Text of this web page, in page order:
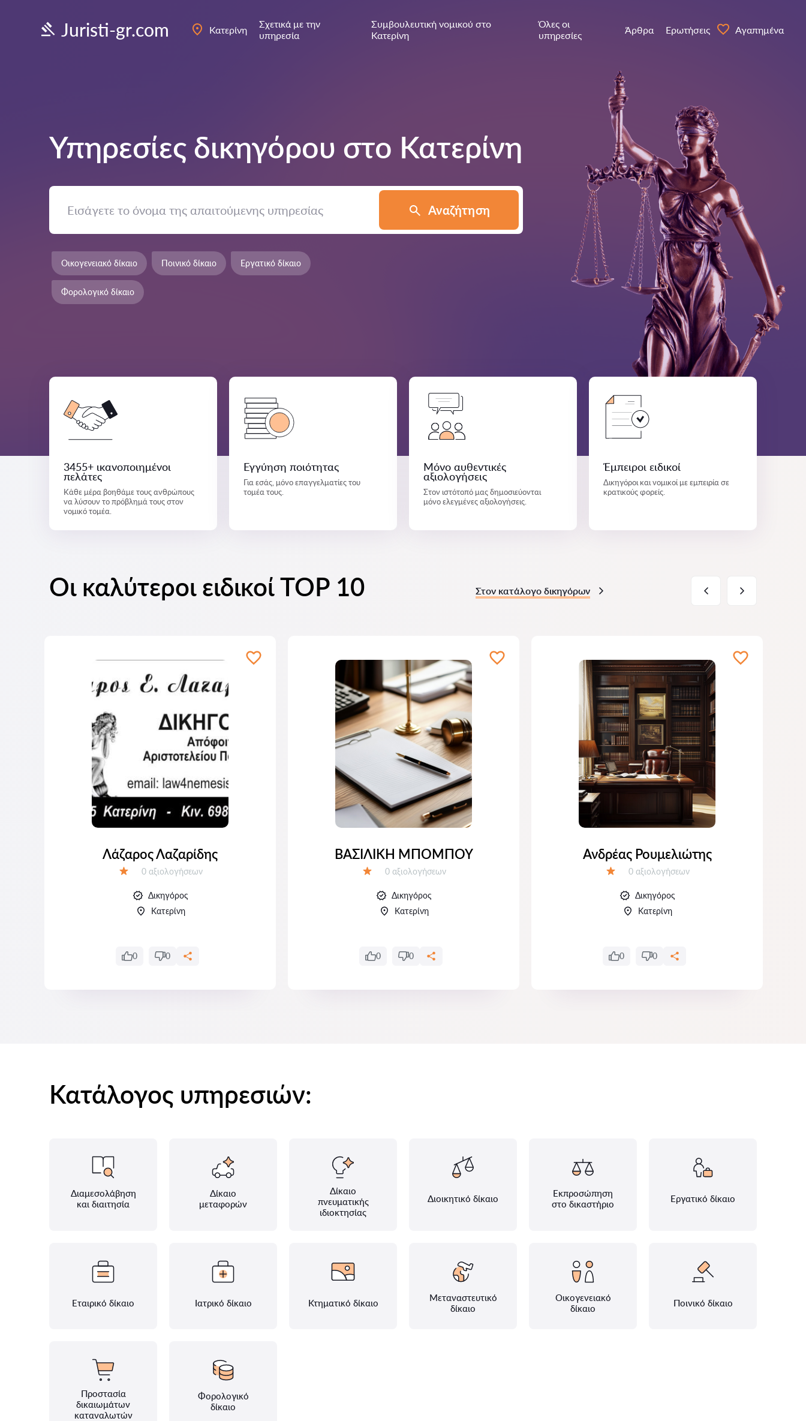
Juristi-gr.com Κατερίνη
Σχετικά με την
υπηρεσία
Συμβουλευτική νομικού στο
Κατερίνη
Όλες οι
υπηρεσίες
Άρθρα Ερωτήσεις Αγαπημένα
Υπηρεσίες δικηγόρου στο Κατερίνη
Αναζήτηση
Οικογενειακό δίκαιο Ποινικό δίκαιο Εργατικό δίκαιο
Φορολογικό δίκαιο
3455+ ικανοποιημένοι
πελάτες
Κάθε μέρα βοηθάμε τους ανθρώπους
να λύσουν το πρόβλημά τους στον
νομικό τομέα.
Εγγύηση ποιότητας
Για εσάς, μόνο επαγγελματίες του
τομέα τους.
Μόνο αυθεντικές
αξιολογήσεις
Στον ιστότοπό μας δημοσιεύονται
μόνο ελεγμένες αξιολογήσεις.
Έμπειροι ειδικοί
Δικηγόροι και νομικοί με εμπειρία σε
κρατικούς φορείς.
Οι καλύτεροι ειδικοί TOP 10 Στον κατάλογο δικηγόρων
Λάζαρος Λαζαρίδης
Αξιολογήσεις:
0 αξιολογήσεων
Δικηγόρος
Κατερίνη
0 0
ΒΑΣΙΛΙΚΗ ΜΠΟΜΠΟΥ
Αξιολογήσεις:
0 αξιολογήσεων
Δικηγόρος
Κατερίνη
0 0
Ανδρέας Ρουμελιώτης
Αξιολογήσεις:
0 αξιολογήσεων
Δικηγόρος
Κατερίνη
0 0
Κατάλογος υπηρεσιών:
Διαμεσολάβηση
και διαιτησία
Δίκαιο
μεταφορών
Δίκαιο
πνευματικής
ιδιοκτησίας
Διοικητικό δίκαιο
Εκπροσώπηση
στο δικαστήριο
Εργατικό δίκαιο
Εταιρικό δίκαιο Ιατρικό δίκαιο Κτηματικό δίκαιο
Μεταναστευτικό
δίκαιο
Οικογενειακό
δίκαιο
Ποινικό δίκαιο
Προστασία
δικαιωμάτων
καταναλωτών
Φορολογικό
δίκαιο